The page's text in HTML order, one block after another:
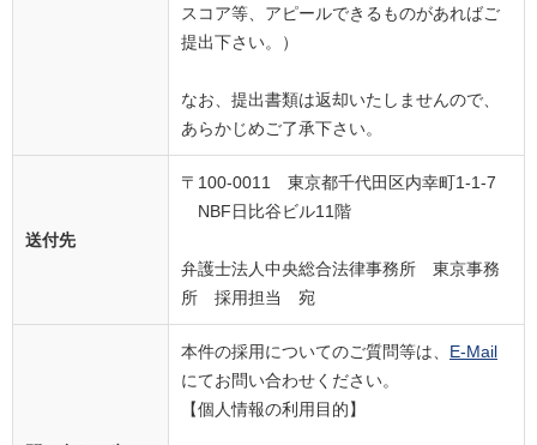
スコア等、アピールできるものがあればご
提出下さい。）
なお、提出書類は返却いたしませんので、
あらかじめご了承下さい。
送付先
〒100-0011 東京都千代田区内幸町1-1-7
NBF日比谷ビル11階
弁護士法人中央総合法律事務所 東京事務
所 採用担当 宛
本件の採用についてのご質問等は、 E-Mail
にてお問い合わせください。
【個人情報の利用目的】